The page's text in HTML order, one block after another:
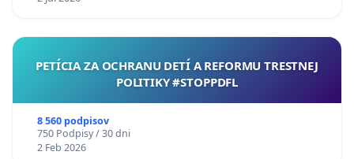
PETÍCIA ZA OCHRANU DETÍ A REFORMU TRESTNEJ
POLITIKY #STOPPDFL
8 560 podpisov
750 Podpisy / 30 dni
2 Feb 2026